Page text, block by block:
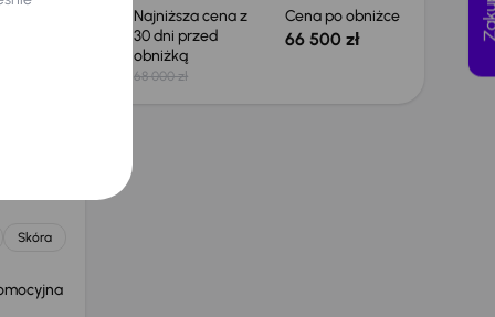
Najniższa cena z
30 dni przed
obniżką
68 000 zł
Cena po obniżce
66 500 zł
Skóra